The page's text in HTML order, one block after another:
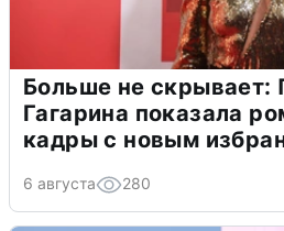
Больше не скрывает:
Гагарина показала
кадры с новым
6 августа 280